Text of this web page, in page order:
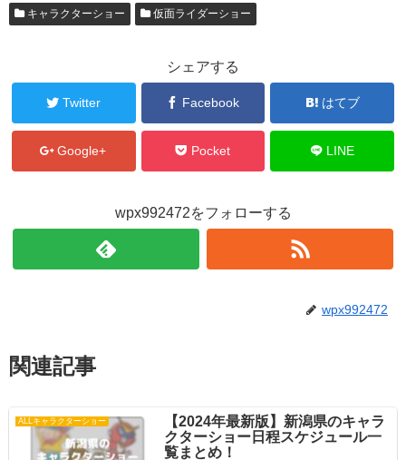
キャラクターショー 仮面ライダーショー
シェアする
Twitter Facebook はてブ
Google+ Pocket LINE
wpx992472をフォローする
wpx992472
関連記事
ALLキャラクターショー
【2024年最新版】新潟県のキャラ
クターショー日程スケジュール一
覧まとめ！